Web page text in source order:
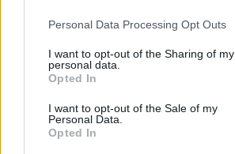
Personal Data Processing Opt Outs
I want to opt-out of the Sharing of my
personal data.
Opted In
I want to opt-out of the Sale of my
Personal Data.
Opted In
5 år
Ikano Sparkonto
Fix
0.8 %
Bluestep Flex